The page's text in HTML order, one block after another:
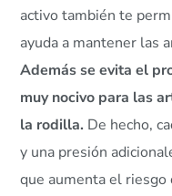
activo también te
ayuda a mantener las
Además se evita el
muy nocivo para las
la rodilla. De hecho,
y una presión
que aumenta el